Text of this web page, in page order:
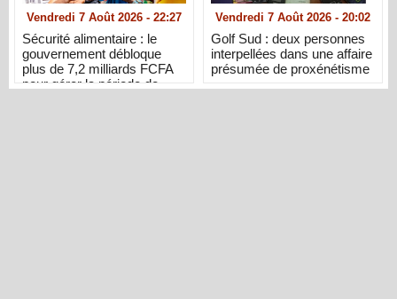
Vendredi 7 Août 2026 - 22:27
Sécurité alimentaire : le
gouvernement débloque
plus de 7,2 milliards FCFA
pour gérer la période de
Vendredi 7 Août 2026 - 20:02
Golf Sud : deux personnes
interpellées dans une affaire
présumée de proxénétisme